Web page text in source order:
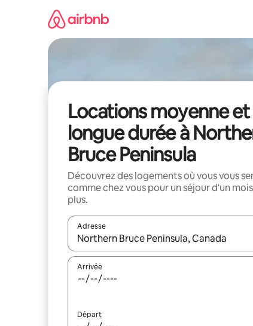
Locations moyenne et
longue durée à
Bruce Peninsula
Découvrez des logements où vous vous
comme chez vous pour un séjour d'un
plus.
Adresse
Lorsque les résultats s'affichent, utilisez les
Arrivée
Départ